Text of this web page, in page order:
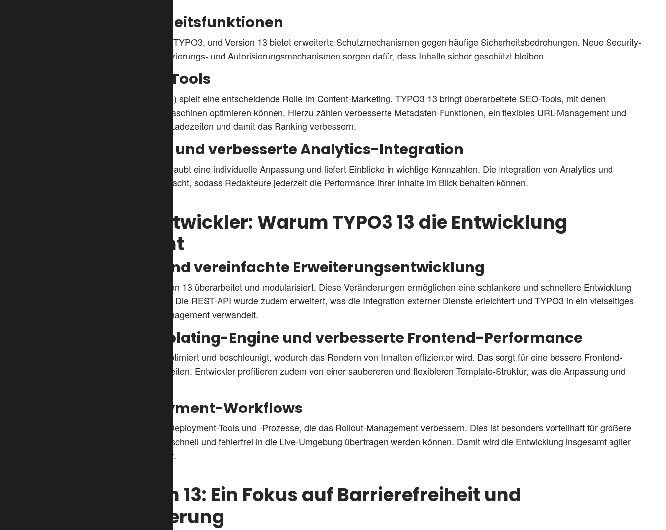
Erweiterte Sicherheitsfunktionen
Sicherheit ist ein zentrales Thema für TYPO3, und Version 13 bietet erweiterte Schutzmechanismen gegen häufige Sicherheitsbedrohungen. Neue Security-
Updates sowie verbesserte Authentifizierungs- und Autorisierungsmechanismen sorgen dafür, dass Inhalte sicher geschützt bleiben.
Verbesserte SEO-Tools
Die Suchmaschinenoptimierung (SEO) spielt eine entscheidende Rolle im Content-Marketing. TYPO3 13 bringt überarbeitete SEO-Tools, mit denen
Redakteure Inhalte besser für Suchmaschinen optimieren können. Hierzu zählen verbesserte Metadaten-Funktionen, ein flexibles URL-Management und
automatische Bildoptimierungen, die Ladezeiten und damit das Ranking verbessern.
Neues Dashboard und verbesserte Analytics-Integration
Das neue Dashboard in TYPO3 13 erlaubt eine individuelle Anpassung und liefert Einblicke in wichtige Kennzahlen. Die Integration von Analytics und
weiteren Tracking-Tools wurde vereinfacht, sodass Redakteure jederzeit die Performance ihrer Inhalte im Blick behalten können.
2. Vorteile für Entwickler: Warum TYPO3 13 die Entwicklung
effizienter macht
Verbesserte API und vereinfachte Erweiterungsentwicklung
Für Entwickler wurde die API in Version 13 überarbeitet und modularisiert. Diese Veränderungen ermöglichen eine schlankere und schnellere Entwicklung
neuer Funktionen und Erweiterungen. Die REST-API wurde zudem erweitert, was die Integration externer Dienste erleichtert und TYPO3 in ein vielseitiges
Framework für Digital Experience Management verwandelt.
Neuer Fluid-Templating-Engine und verbesserte Frontend-Performance
Die Fluid-Templating-Engine wurde optimiert und beschleunigt, wodurch das Rendern von Inhalten effizienter wird. Das sorgt für eine bessere Frontend-
Performance und reduziert die Ladezeiten. Entwickler profitieren zudem von einer saubereren und flexibleren Template-Struktur, was die Anpassung und
Optimierte Deployment-Workflows
TYPO3 13 unterstützt jetzt moderne Deployment-Tools und -Prozesse, die das Rollout-Management verbessern. Dies ist besonders vorteilhaft für größere
Projekte und Teams, da Änderungen schnell und fehlerfrei in die Live-Umgebung übertragen werden können. Damit wird die Entwicklung insgesamt agiler
und die Qualitätssicherung verbessert.
3. TYPO3 Version 13: Ein Fokus auf Barrierefreiheit und
Internationalisierung